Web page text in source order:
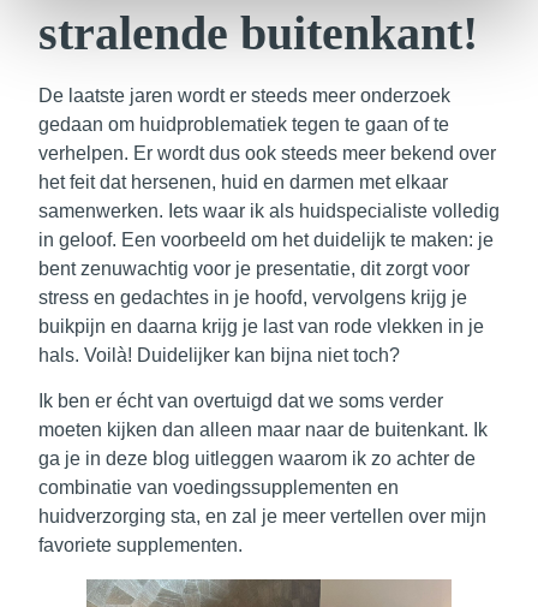
stralende buitenkant!
De laatste jaren wordt er steeds meer onderzoek
gedaan om huidproblematiek tegen te gaan of te
verhelpen. Er wordt dus ook steeds meer bekend over
het feit dat hersenen, huid en darmen met elkaar
samenwerken. Iets waar ik als huidspecialiste volledig
in geloof. Een voorbeeld om het duidelijk te maken: je
bent zenuwachtig voor je presentatie, dit zorgt voor
stress en gedachtes in je hoofd, vervolgens krijg je
buikpijn en daarna krijg je last van rode vlekken in je
hals. Voilà! Duidelijker kan bijna niet toch?
Ik ben er écht van overtuigd dat we soms verder
moeten kijken dan alleen maar naar de buitenkant. Ik
ga je in deze blog uitleggen waarom ik zo achter de
combinatie van voedingssupplementen en
huidverzorging sta, en zal je meer vertellen over mijn
favoriete supplementen.